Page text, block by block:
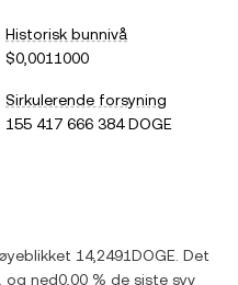
Historisk bunnivå
$0,0011000
Sirkulerende forsyning
155 417 666 384 DOGE
14,2491DOGE . Det
og ned0,00 % de siste syv